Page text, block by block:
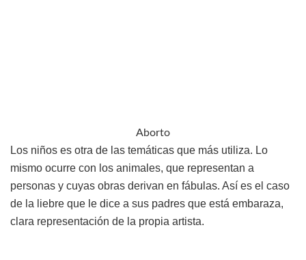
Aborto
Los niños es otra de las temáticas que más utiliza. Lo
mismo ocurre con los animales, que representan a
personas y cuyas obras derivan en fábulas. Así es el caso
de la liebre que le dice a sus padres que está embaraza,
clara representación de la propia artista.